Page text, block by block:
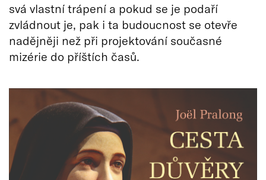
svá vlastní trápení a pokud se je podaří
zvládnout je, pak i ta budoucnost se otevře
nadějněji než při projektování současné
mizérie do příštích časů.